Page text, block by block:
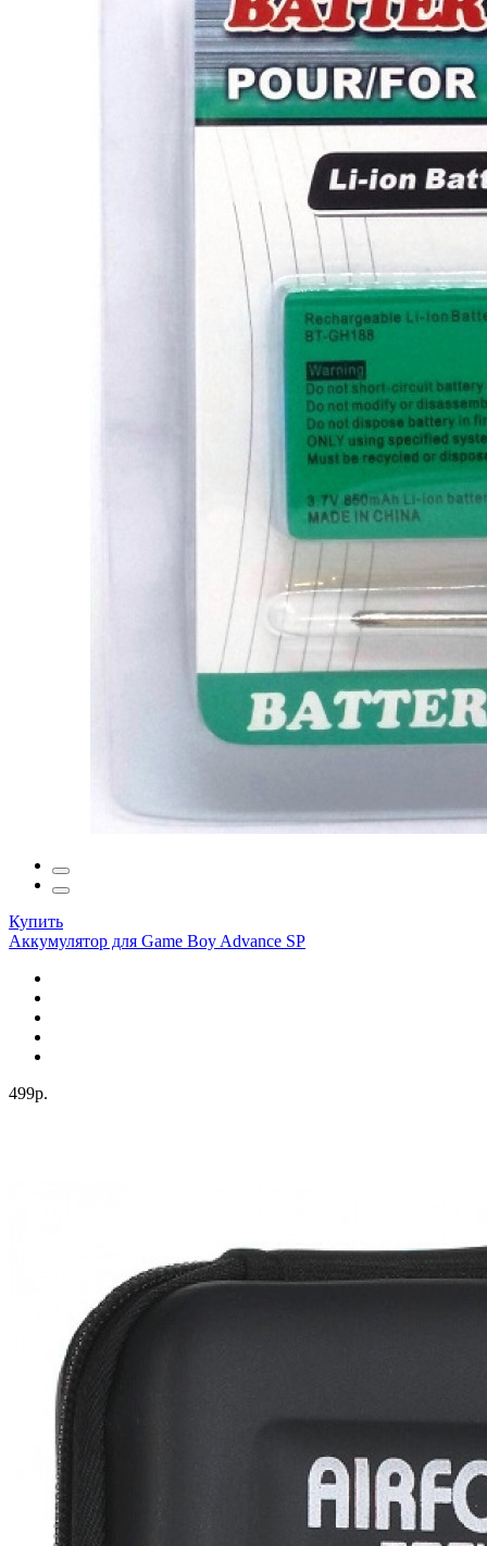
Купить
Аккумулятор для Game Boy Advance SP
499р.